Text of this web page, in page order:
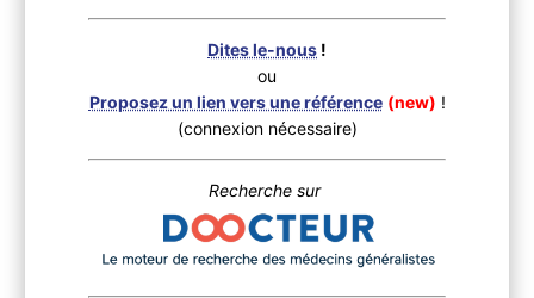
Dites le-nous !
ou
Proposez un lien vers une référence (new) !
(connexion nécessaire)
Recherche sur